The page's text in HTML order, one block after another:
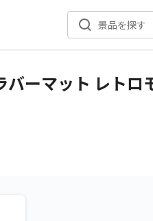
景品を探す
バーマット レトロ